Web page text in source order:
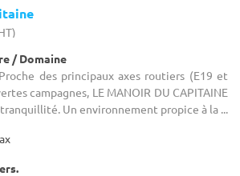
/ Domaine
des principaux axes routiers (E19 et
campagnes, LE MANOIR DU CAPITAINE
Un environnement propice à la ...